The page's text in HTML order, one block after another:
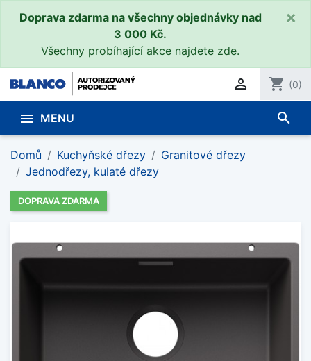
Doprava zdarma na všechny objednávky nad
3 000 Kč.
Všechny probíhající akce najdete zde.
×
 shopping_cart (0)
 MENU search
Domů Kuchyňské dřezy
Granitové dřezy
Jednodřezy, kulaté dřezy
DOPRAVA ZDARMA